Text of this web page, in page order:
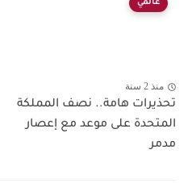
عالمي
منذ 2 سنة
تحذيرات هامة.. نصف المملكة
المتحدة على موعد مع إعصار
مدمر